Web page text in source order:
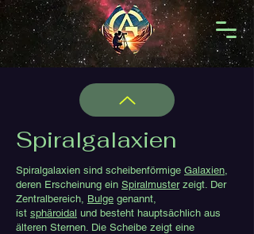
Spiralgalaxien
Spiralgalaxien sind scheibenförmige Galaxien,
deren Erscheinung ein Spiralmusterzeigt. Der
Zentralbereich, Bulge genannt,
ist sphäroidal und besteht hauptsächlich aus
älteren Sternen. Die Scheibe zeigt eine